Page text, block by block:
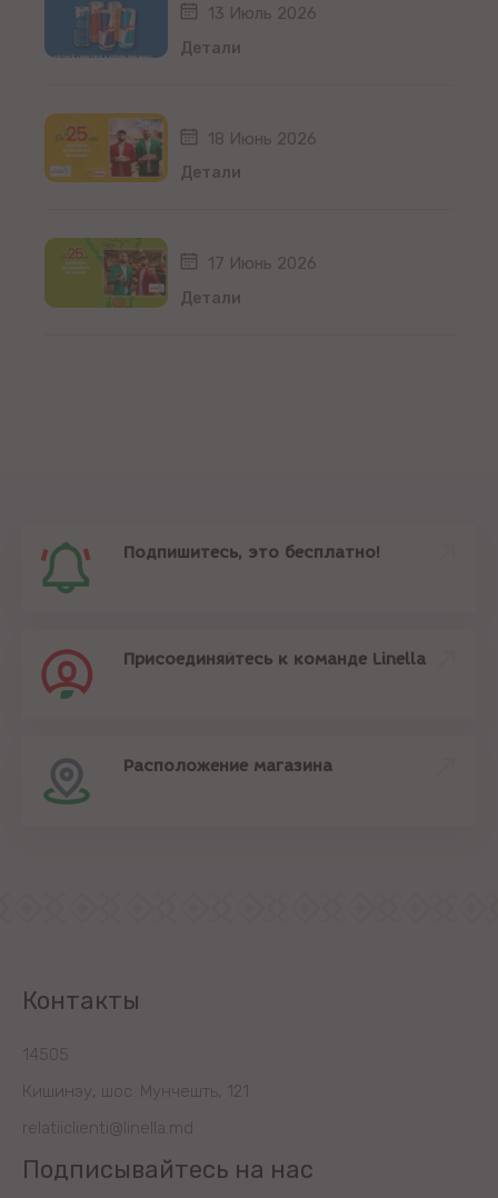
13 Июль 2026
Детали
18 Июнь 2026
Детали
17 Июнь 2026
Детали
Подпишитесь, это бесплатно!
Присоединяйтесь к команде Linella
Расположение магазина
Контакты
14505
Кишинэу, шос. Мунчешть, 121
relatiiclienti@linella.md
Подписывайтесь на нас